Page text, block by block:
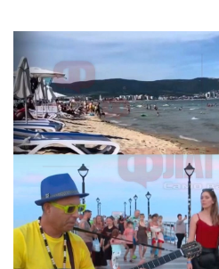
РАЗСЛЕДВАНЕ
БИЗНЕС
ЮГ
Управители:
Веселин
email:
v.vasilev@flagman.bg
Касабова,
еmail:k.kassabova@flagman.bg